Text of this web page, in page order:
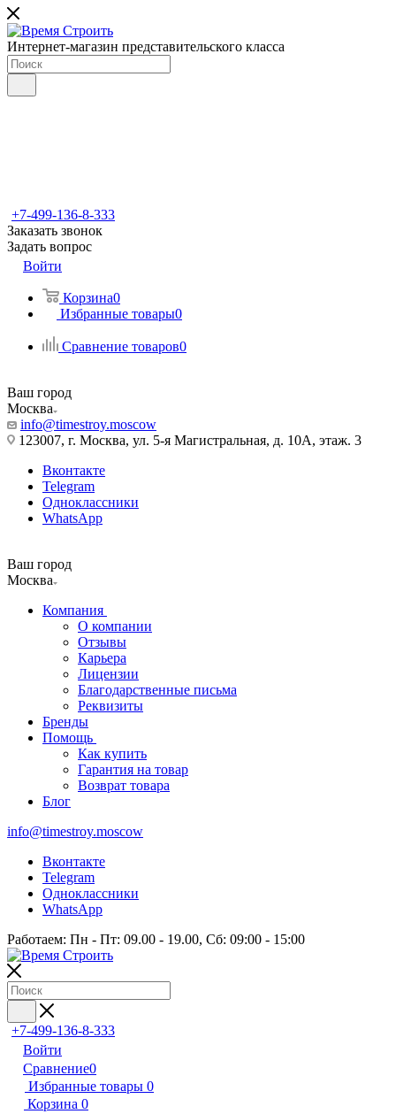
Интернет-магазин представительского класса
+7-499-136-8-333
Заказать звонок
Задать вопрос
Войти
Корзина0
Избранные товары0
Сравнение товаров0
Ваш город
Москва
info@timestroy.moscow
123007, г. Москва, ул. 5-я Магистральная, д. 10А, этаж. 3
Вконтакте
Telegram
Одноклассники
WhatsApp
Ваш город
Москва
Компания
О компании
Отзывы
Карьера
Лицензии
Благодарственные письма
Реквизиты
Бренды
Помощь
Как купить
Гарантия на товар
Возврат товара
Блог
info@timestroy.moscow
Вконтакте
Telegram
Одноклассники
WhatsApp
Работаем: Пн - Пт: 09.00 - 19.00, Сб: 09:00 - 15:00
+7-499-136-8-333
Войти
Сравнение0
Избранные товары 0
Корзина 0